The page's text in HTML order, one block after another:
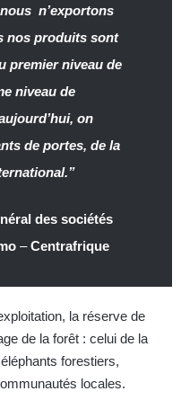
n’exportons
nos produits sont
premier niveau de
niveau de
on
de portes, de la
des sociétés
–Centrafrique
la réserve de
de la forêt : celui de la
forestiers,
locales.